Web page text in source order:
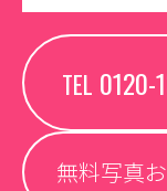
TEL 0120-
無料写真